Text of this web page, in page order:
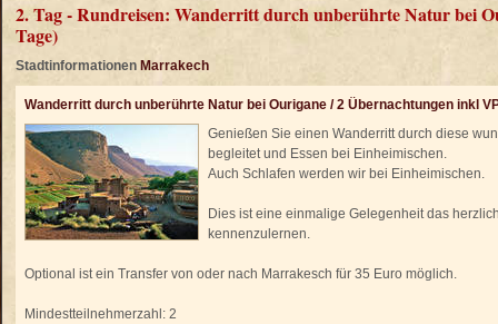
2. Tag - Rundreisen: Wanderritt durch unberührte Natur bei
Tage)
Stadtinformationen Marrakech
Wanderritt durch unberührte Natur bei Ourigane / 2 Übernachtungen inkl
Genießen Sie einen Wanderritt durch diese
begleitet und Essen bei Einheimischen.
Auch Schlafen werden wir bei Einheimischen.
Dies ist eine einmalige Gelegenheit das
kennenzulernen.
Optional ist ein Transfer von oder nach Marrakesch für 35 Euro möglich.
Mindestteilnehmerzahl: 2